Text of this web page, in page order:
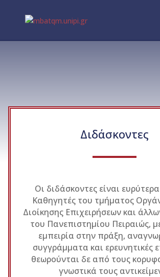
Διδάσκοντες
Οι διδάσκοντες είναι
Καθηγητές του τμήματος
Διοίκησης Επιχειρήσεων και
του Πανεπιστημίου Πειραιώς,
εμπειρία στην πράξη,
συγγράμματα και ερευνητικές
θεωρούνται δε από τους
γνωστικά τους